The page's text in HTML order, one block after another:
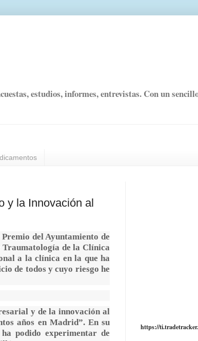
estudios, informes, entrevistas. Con un
y la Innovación al
del Ayuntamiento de
de la Clínica
a la clínica en la que ha
de todos y cuyo riesgo he
y de la innovación al
años en Madrid”. En su
podido experimentar de
https://